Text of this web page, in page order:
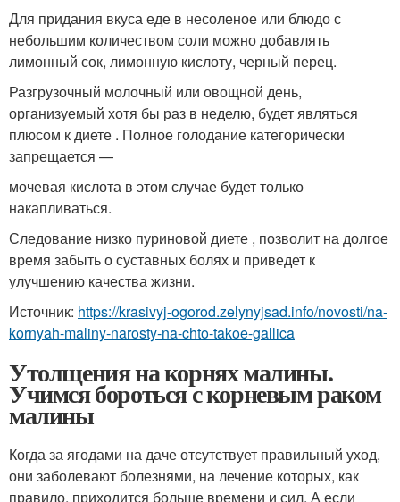
Для придания вкуса еде в несоленое или блюдо с
небольшим количеством соли можно добавлять
лимонный сок, лимонную кислоту, черный перец.
Разгрузочный молочный или овощной день,
организуемый хотя бы раз в неделю, будет являться
плюсом к диете . Полное голодание категорически
запрещается —
мочевая кислота в этом случае будет только
накапливаться.
Следование низко пуриновой диете , позволит на долгое
время забыть о суставных болях и приведет к
улучшению качества жизни.
Источник: https://krasivyj-ogorod.zelynyjsad.info/novosti/na-
kornyah-maliny-narosty-na-chto-takoe-gallica
Утолщения на корнях малины.
Учимся бороться с корневым раком
малины
Когда за ягодами на даче отсутствует правильный уход,
они заболевают болезнями, на лечение которых, как
правило, приходится больше времени и сил. А если